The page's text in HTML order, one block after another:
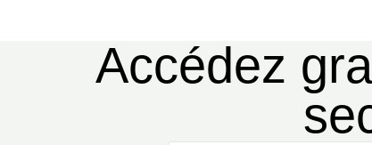
Accédez